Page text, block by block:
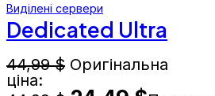
Виділені сервери
Dedicated Ultra
44,99$ Оригінальна
ціна: